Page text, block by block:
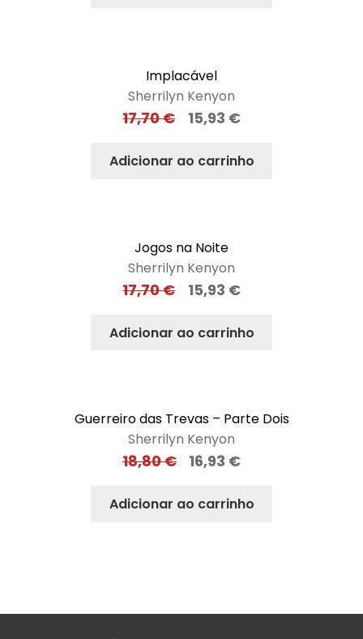
Implacável
Sherrilyn Kenyon
17,70€ 15,93 €
Adicionar ao carrinho
Jogos na Noite
Sherrilyn Kenyon
17,70€ 15,93 €
Adicionar ao carrinho
Guerreiro das Trevas – Parte Dois
Sherrilyn Kenyon
18,80€ 16,93 €
Adicionar ao carrinho